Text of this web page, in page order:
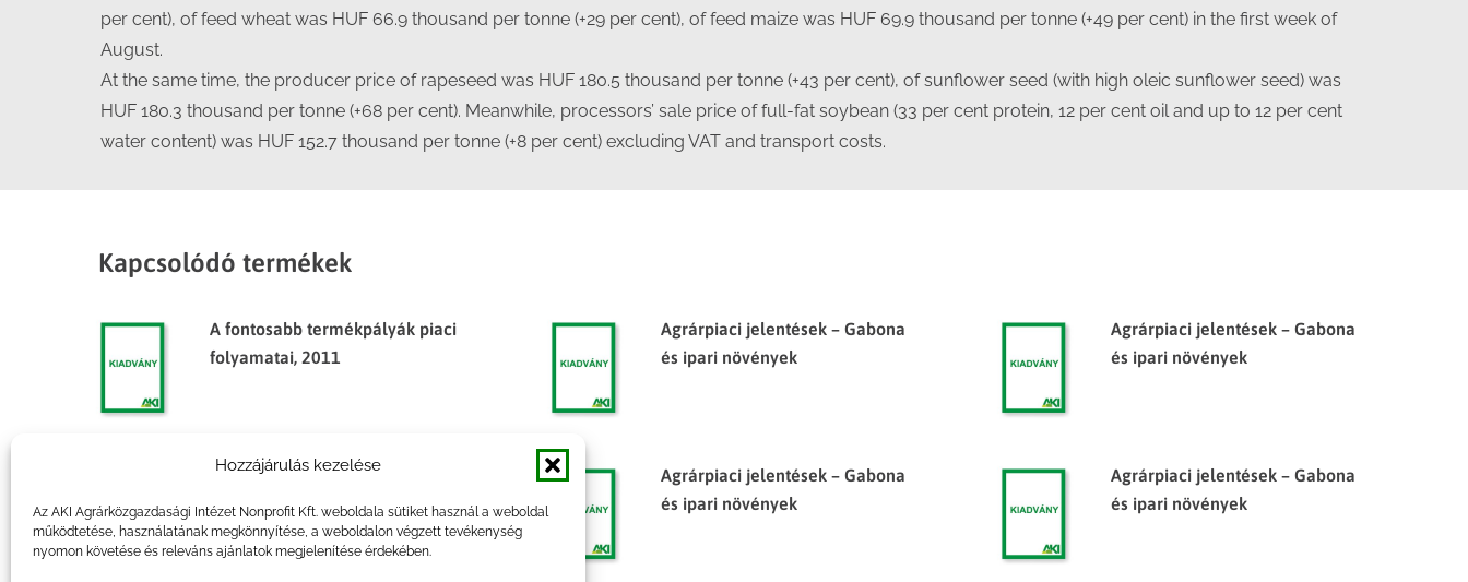
Hozzájárulás kezelése
Az AKI Agrárközgazdasági Intézet Nonprofit Kft. weboldala sütiket használ a weboldal
működtetése, használatának megkönnyítése, a weboldalon végzett tevékenység
nyomon követése és releváns ajánlatok megjelenítése érdekében.
per cent), of feed wheat was HUF 66.9 thousand per tonne (+29 per cent), of feed maize was HUF 69.9 thousand per tonne (+49 per cent) in the first week of
August.
At the same time, the producer price of rapeseed was HUF 180.5 thousand per tonne (+43 per cent), of sunflower seed (with high oleic sunflower seed) was
HUF 180.3 thousand per tonne (+68 per cent). Meanwhile, processors’ sale price of full-fat soybean (33 per cent protein, 12 per cent oil and up to 12 per cent
water content) was HUF 152.7 thousand per tonne (+8 per cent) excluding VAT and transport costs.
Kapcsolódó termékek
A fontosabb termékpályák piaci
folyamatai, 2011
Agrárpiaci jelentések – Gabona
és ipari növények
Agrárpiaci jelentések – Gabona
és ipari növények
Agrárpiaci jelentések – Gabona
és ipari növények
Agrárpiaci jelentések – Gabona
és ipari növények
Agrárpiaci jelentések – Gabona
és ipari növények